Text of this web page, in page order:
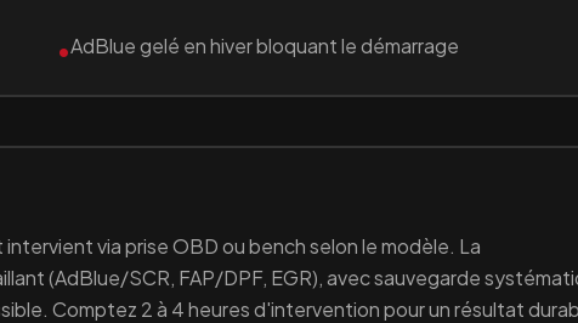
•AdBlue gelé en hiver bloquant le démarrage
intervient via prise OBD ou bench selon le modèle. La
(AdBlue/SCR, FAP/DPF, EGR), avec sauvegarde
Comptez 2 à 4 heures d'intervention pour un résultat